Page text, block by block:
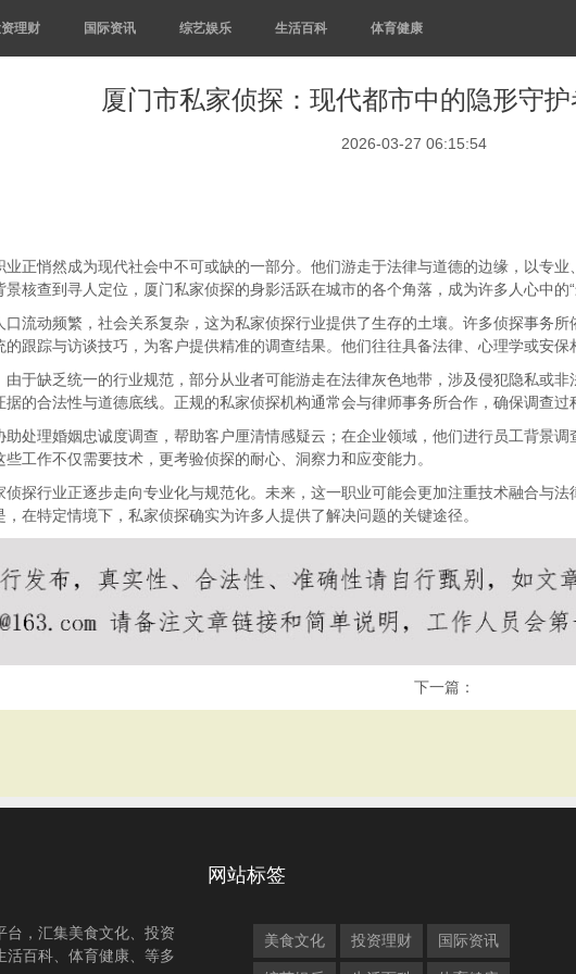
理财 国际资讯 综艺娱乐 生活百科 体育健康
厦门市私家侦探：现代都市中的隐形守
2026-03-27 06:15:54
正悄然成为现代社会中不可或缺的一部分。他们游走于法律与道德的边缘，以专
核查到寻人定位，厦门私家侦探的身影活跃在城市的各个角落，成为许多人心中的“
流动频繁，社会关系复杂，这为私家侦探行业提供了生存的土壤。许多侦探事务
跟踪与访谈技巧，为客户提供精准的调查结果。他们往往具备法律、心理学或安保
于缺乏统一的行业规范，部分从业者可能游走在法律灰色地带，涉及侵犯隐私或
的合法性与道德底线。正规的私家侦探机构通常会与律师事务所合作，确保调查过
处理婚姻忠诚度调查，帮助客户厘清情感疑云；在企业领域，他们进行员工背景
工作不仅需要技术，更考验侦探的耐心、洞察力和应变能力。
侦探行业正逐步走向专业化与规范化。未来，这一职业可能会更加注重技术融合与
在特定情境下，私家侦探确实为许多人提供了解决问题的关键途径。
下一篇：
台，汇集美食文化、投资
活百科、体育健康、等多
网站标签
美食文化 投资理财 国际资讯